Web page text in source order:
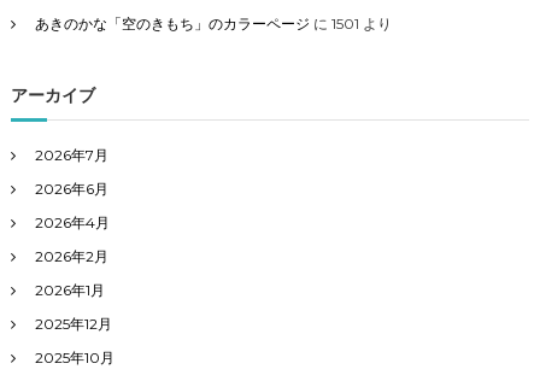
あきのかな「空のきもち」のカラーページ に 1501 より
アーカイブ
2026年7月
2026年6月
2026年4月
2026年2月
2026年1月
2025年12月
2025年10月